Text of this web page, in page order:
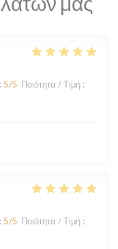
: 5/5 Ποιότητα / Τιμή :
: 5/5 Ποιότητα / Τιμή :